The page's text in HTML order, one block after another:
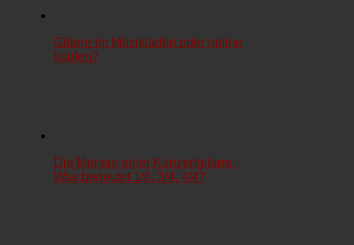
Gitarre im Musikladen oder online
kaufen?
Die Mensur einer Konzertgitarre.
Was bedeutet 1/8, 3/4, 4/4?